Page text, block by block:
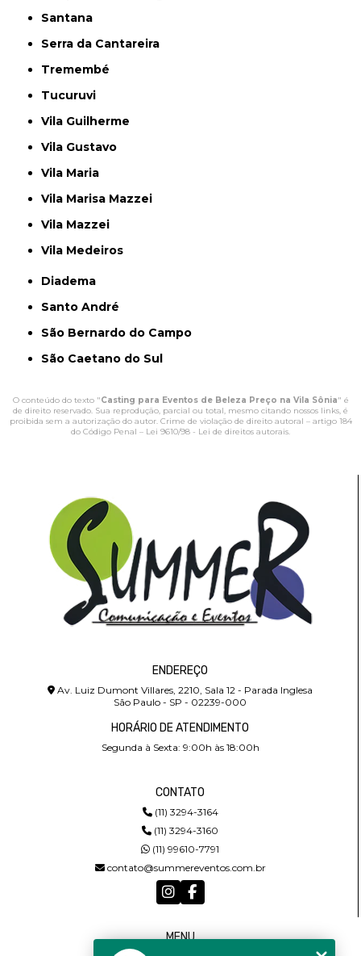
Santana
Serra da Cantareira
Tremembé
Tucuruvi
Vila Guilherme
Vila Gustavo
Vila Maria
Vila Marisa Mazzei
Vila Mazzei
Vila Medeiros
Diadema
Santo André
São Bernardo do Campo
São Caetano do Sul
O conteúdo do texto "Casting para Eventos de Beleza Preço na Vila Sônia" é
de direito reservado. Sua reprodução, parcial ou total, mesmo citando nossos links, é
proibida sem a autorização do autor. Crime de violação de direito autoral – artigo 184
do Código Penal – Lei 9610/98 - Lei de direitos autorais.
ENDEREÇO
Av. Luiz Dumont Villares, 2210, Sala 12 - Parada Inglesa
São Paulo - SP - 02239-000
HORÁRIO DE ATENDIMENTO
Segunda à Sexta: 9:00h às 18:00h
CONTATO
(11) 3294-3164
(11) 3294-3160
(11) 99610-7791
contato@summereventos.com.br
MENU